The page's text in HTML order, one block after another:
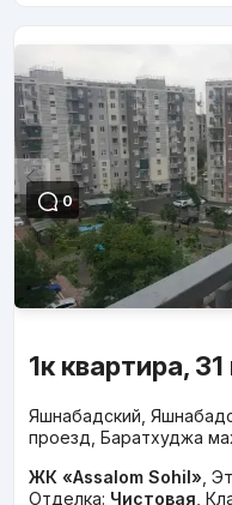
0
1к квартира, 31
Яшнабадский,
проезд, Баратхуджа
ЖК «Assalom Sohil»
Отделка: Чистовая